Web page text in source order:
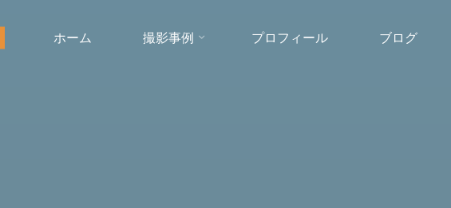
ホーム 撮影事例 プロフィール ブログ